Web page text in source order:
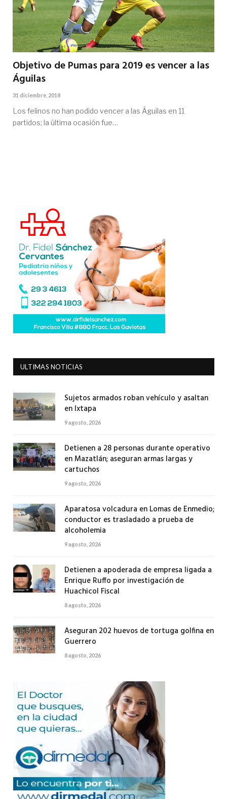
Objetivo de Pumas para 2019 es vencer a las
Águilas
31 diciembre, 2018
Los felinos no han podido vencer a las Águilas en 11
partidos; la última ocasión fue…
ULTIMAS NOTICIAS
Sujetos armados roban vehículo y asaltan
en Ixtapa
9 agosto, 2026
Detienen a 28 personas durante operativo
en Mazatlán; aseguran armas largas y
cartuchos
9 agosto, 2026
Aparatosa volcadura en Lomas de Enmedio;
conductor es trasladado a prueba de
alcoholemia
9 agosto, 2026
Detienen a apoderada de empresa ligada a
Enrique Ruffo por investigación de
Huachicol Fiscal
8 agosto, 2026
Aseguran 202 huevos de tortuga golfina en
Guerrero
8 agosto, 2026